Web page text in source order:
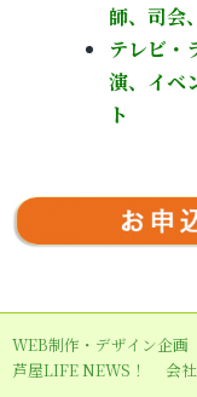
師、司会
テレビ・
演、イベ
ト
WEB制作・デザイン企画
芦屋LIFE NEWS！
会